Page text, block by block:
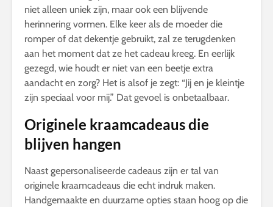
niet alleen uniek zijn, maar ook een blijvende
herinnering vormen. Elke keer als de moeder die
romper of dat dekentje gebruikt, zal ze terugdenken
aan het moment dat ze het cadeau kreeg. En eerlijk
gezegd, wie houdt er niet van een beetje extra
aandacht en zorg? Het is alsof je zegt: “Jij en je kleintje
zijn speciaal voor mij.” Dat gevoel is onbetaalbaar.
Originele kraamcadeaus die
blijven hangen
Naast gepersonaliseerde cadeaus zijn er tal van
originele kraamcadeaus die echt indruk maken.
Handgemaakte en duurzame opties staan hoog op die